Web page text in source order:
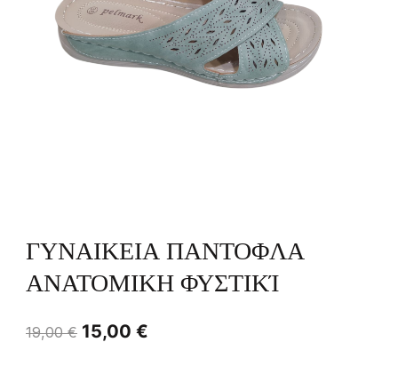
ΓΥΝΑΙΚΕΙΑ ΠΑΝΤΟΦΛΑ
ΑΝΑΤΟΜΙΚΗ ΦΥΣΤΙΚΊ
19,00€ 15,00 €